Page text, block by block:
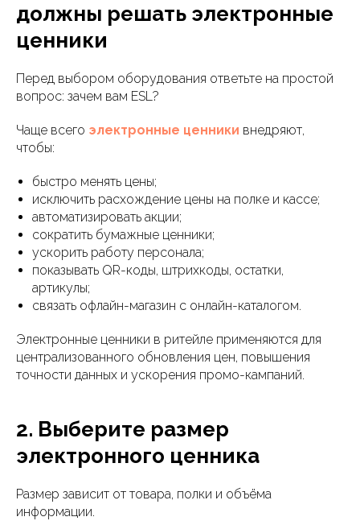
должны решать электронные
ценники
Перед выбором оборудования ответьте на простой
вопрос: зачем вам ESL?
Чаще всего электронные ценники внедряют,
чтобы:
быстро менять цены;
исключить расхождение цены на полке и кассе;
автоматизировать акции;
сократить бумажные ценники;
ускорить работу персонала;
показывать QR-коды, штрихкоды, остатки,
артикулы;
связать офлайн-магазин с онлайн-каталогом.
Электронные ценники в ритейле применяются для
централизованного обновления цен, повышения
точности данных и ускорения промо-кампаний.
2. Выберите размер
электронного ценника
Размер зависит от товара, полки и объёма
информации.